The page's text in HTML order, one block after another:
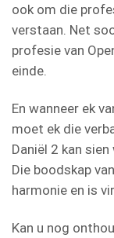
ook om die
verstaan. Net
profesie van
einde.
En wanneer ek
moet ek die
Daniël 2 kan
Die boodskap
harmonie en is
Kan u nog